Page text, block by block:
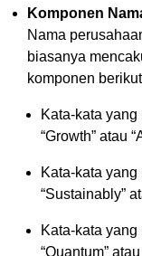
Komponen
Nama
biasanya
komponen
Kata-kata
“Growth” atau
Kata-kata
“Sustainably”
Kata-kata
“Quantum”